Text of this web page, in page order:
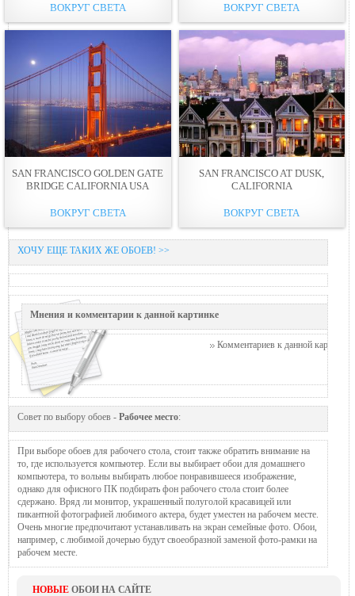
ВОКРУГ СВЕТА ВОКРУГ СВЕТА
SAN FRANCISCO GOLDEN GATE
BRIDGE CALIFORNIA USA
ВОКРУГ СВЕТА
SAN FRANCISCO AT DUSK,
CALIFORNIA
ВОКРУГ СВЕТА
ХОЧУ ЕЩЕ ТАКИХ ЖЕ ОБОЕВ! >>
Мнения и комментарии к данной картинке
Комментариев к данной картинке
Совет по выбору обоев - Рабочее место:
При выборе обоев для рабочего стола, стоит также обратить внимание на
то, где используется компьютер. Если вы выбирает обои для домашнего
компьютера, то вольны выбирать любое понравившееся изображение,
однако для офисного ПК подбирать фон рабочего стола стоит более
сдержано. Вряд ли монитор, украшенный полуголой красавицей или
пикантной фотографией любимого актера, будет уместен на рабочем месте.
Очень многие предпочитают устанавливать на экран семейные фото. Обои,
например, с любимой дочерью будут своеобразной заменой фото-рамки на
рабочем месте.
НОВЫЕ ОБОИ НА САЙТЕ